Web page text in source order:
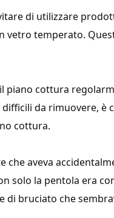
di utilizzare
vetro temperato.
cottura
da rimuovere,
cottura.
che aveva
solo la pentola era
di bruciato che